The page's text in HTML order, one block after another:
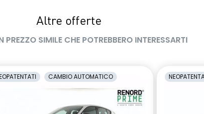
Altre offerte
PREZZO SIMILE CHE POTREBBERO INTERESSARTI
CAMBIO AUTOMATICO